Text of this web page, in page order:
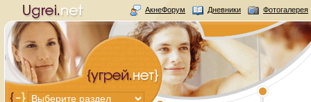
АкнеФорум Дневники Фотогалерея